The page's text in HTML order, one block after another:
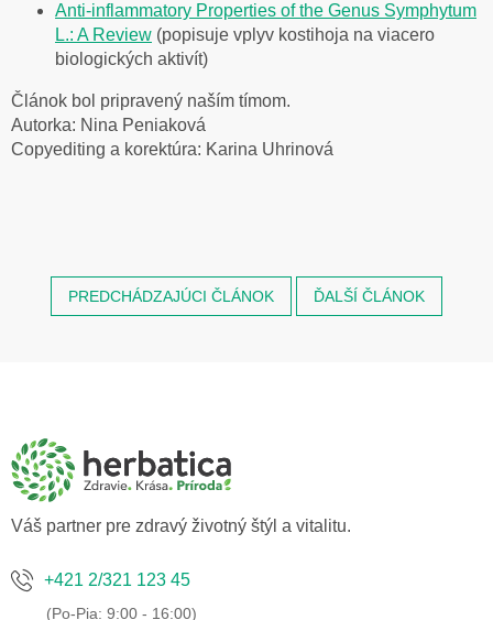
Anti-inflammatory Properties of the Genus Symphytum
L.: A Review (popisuje vplyv kostihoja na viacero
biologických aktivít)
Článok bol pripravený naším tímom.
Autorka: Nina Peniaková
Copyediting a korektúra: Karina Uhrinová
PREDCHÁDZAJÚCI ČLÁNOK ĎALŠÍ ČLÁNOK
Váš partner pre zdravý životný štýl a vitalitu.
+421 2/321 123 45